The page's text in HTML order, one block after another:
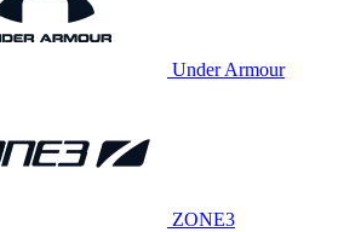
Under Armour
ZONE3